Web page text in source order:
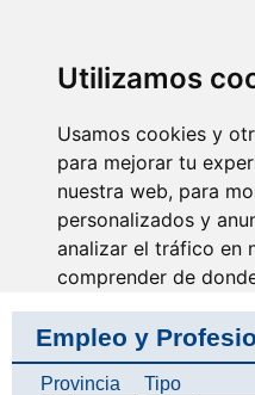
Utilizamos
Usamos cookies y
para mejorar tu
nuestra web, para
personalizados y
analizar el tráfico en
comprender de
visitantes.
Avanzamos juntos
haciendo futuro
Empleo y
Provincia Tipo